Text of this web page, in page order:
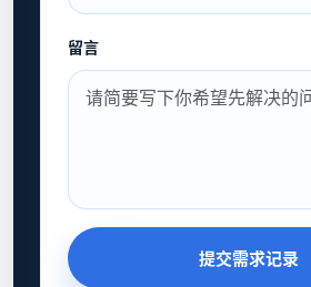
留言
提交需求记录